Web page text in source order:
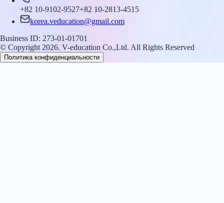
+82 10-9102-9527+82 10-2813-4515
korea.veducation@gmail.com
Business ID: 273-01-01701
© Copyright 2026. V-education Co.,Ltd. All Rights Reserved
Политика конфиденциальности